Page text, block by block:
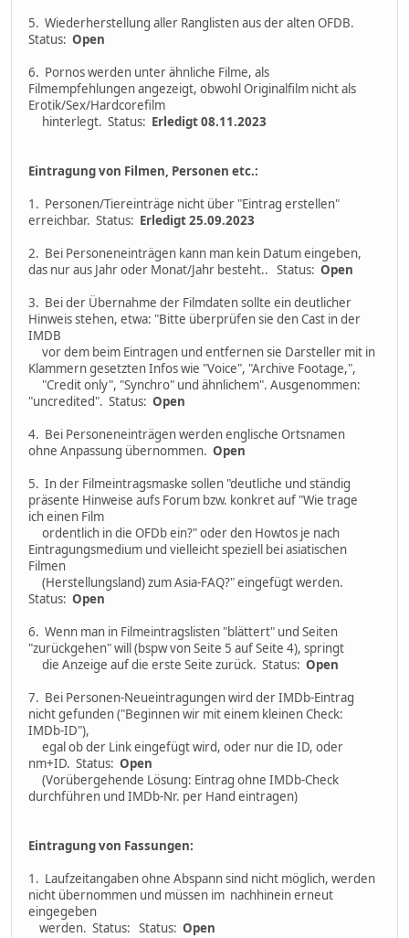
5. Wiederherstellung aller Ranglisten aus der alten OFDB.
Status: Open
6. Pornos werden unter ähnliche Filme, als
Filmempfehlungen angezeigt, obwohl Originalfilm nicht als
Erotik/Sex/Hardcorefilm
hinterlegt. Status: Erledigt 08.11.2023
Eintragung von Filmen, Personen etc.:
1. Personen/Tiereinträge nicht über "Eintrag erstellen"
erreichbar. Status: Erledigt 25.09.2023
2. Bei Personeneinträgen kann man kein Datum eingeben,
das nur aus Jahr oder Monat/Jahr besteht.. Status: Open
3. Bei der Übernahme der Filmdaten sollte ein deutlicher
Hinweis stehen, etwa: "Bitte überprüfen sie den Cast in der
IMDB
vor dem beim Eintragen und entfernen sie Darsteller mit in
Klammern gesetzten Infos wie "Voice", "Archive Footage,",
"Credit only", "Synchro" und ähnlichem". Ausgenommen:
"uncredited". Status: Open
4. Bei Personeneinträgen werden englische Ortsnamen
ohne Anpassung übernommen. Open
5. In der Filmeintragsmaske sollen "deutliche und ständig
präsente Hinweise aufs Forum bzw. konkret auf "Wie trage
ich einen Film
ordentlich in die OFDb ein?" oder den Howtos je nach
Eintragungsmedium und vielleicht speziell bei asiatischen
Filmen
(Herstellungsland) zum Asia-FAQ?" eingefügt werden.
Status: Open
6. Wenn man in Filmeintragslisten "blättert" und Seiten
"zurückgehen" will (bspw von Seite 5 auf Seite 4), springt
die Anzeige auf die erste Seite zurück. Status: Open
7. Bei Personen-Neueintragungen wird der IMDb-Eintrag
nicht gefunden ("Beginnen wir mit einem kleinen Check:
IMDb-ID"),
egal ob der Link eingefügt wird, oder nur die ID, oder
nm+ID. Status: Open
(Vorübergehende Lösung: Eintrag ohne IMDb-Check
durchführen und IMDb-Nr. per Hand eintragen)
Eintragung von Fassungen:
1. Laufzeitangaben ohne Abspann sind nicht möglich, werden
nicht übernommen und müssen im nachhinein erneut
eingegeben
werden. Status: Status: Open